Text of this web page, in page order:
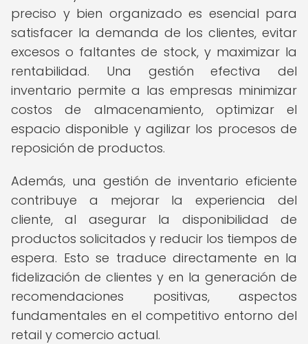
preciso y bien organizado es esencial para
satisfacer la demanda de los clientes, evitar
excesos o faltantes de stock, y maximizar la
rentabilidad. Una gestión efectiva del
inventario permite a las empresas minimizar
costos de almacenamiento, optimizar el
espacio disponible y agilizar los procesos de
reposición de productos.
Además, una gestión de inventario eficiente
contribuye a mejorar la experiencia del
cliente, al asegurar la disponibilidad de
productos solicitados y reducir los tiempos de
espera. Esto se traduce directamente en la
fidelización de clientes y en la generación de
recomendaciones positivas, aspectos
fundamentales en el competitivo entorno del
retail y comercio actual.